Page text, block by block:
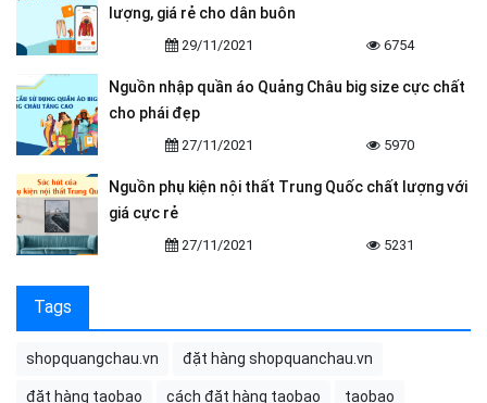
lượng, giá rẻ cho dân buôn
29/11/2021 6754
Nguồn nhập quần áo Quảng Châu big size cực chất
cho phái đẹp
27/11/2021 5970
Nguồn phụ kiện nội thất Trung Quốc chất lượng với
giá cực rẻ
27/11/2021 5231
Tags
shopquangchau.vn đặt hàng shopquanchau.vn
đặt hàng taobao cách đặt hàng taobao taobao